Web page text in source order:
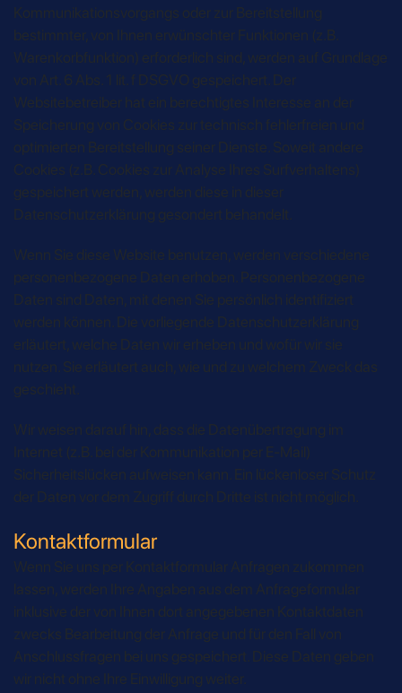
Kommunikationsvorgangs oder zur Bereitstellung
bestimmter, von Ihnen erwünschter Funktionen (z.B.
Warenkorbfunktion) erforderlich sind, werden auf Grundlage
von Art. 6 Abs. 1 lit. f DSGVO gespeichert. Der
Websitebetreiber hat ein berechtigtes Interesse an der
Speicherung von Cookies zur technisch fehlerfreien und
optimierten Bereitstellung seiner Dienste. Soweit andere
Cookies (z.B. Cookies zur Analyse Ihres Surfverhaltens)
gespeichert werden, werden diese in dieser
Datenschutzerklärung gesondert behandelt.
Wenn Sie diese Website benutzen, werden verschiedene
personenbezogene Daten erhoben. Personenbezogene
Daten sind Daten, mit denen Sie persönlich identifiziert
werden können. Die vorliegende Datenschutzerklärung
erläutert, welche Daten wir erheben und wofür wir sie
nutzen. Sie erläutert auch, wie und zu welchem Zweck das
geschieht.
Wir weisen darauf hin, dass die Datenübertragung im
Internet (z.B. bei der Kommunikation per E-Mail)
Sicherheitslücken aufweisen kann. Ein lückenloser Schutz
der Daten vor dem Zugriff durch Dritte ist nicht möglich.
Kontaktformular
Wenn Sie uns per Kontaktformular Anfragen zukommen
lassen, werden Ihre Angaben aus dem Anfrageformular
inklusive der von Ihnen dort angegebenen Kontaktdaten
zwecks Bearbeitung der Anfrage und für den Fall von
Anschlussfragen bei uns gespeichert. Diese Daten geben
wir nicht ohne Ihre Einwilligung weiter.